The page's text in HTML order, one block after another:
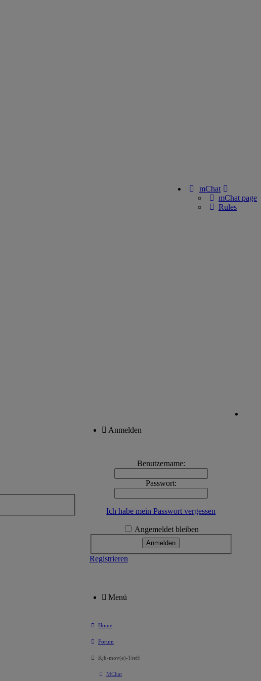
mChat
mChat page
Rules
Anmelden
Benutzername:
Passwort:
Ich habe mein Passwort vergessen
Angemeldet bleiben
Registrieren
Menü
Home
Forum
Kjh-mov(e)-Treff
MChat